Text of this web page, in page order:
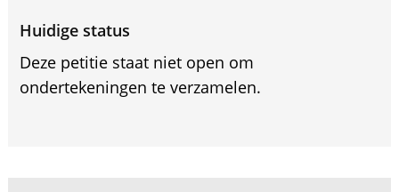
Huidige status
Deze petitie staat niet open om
ondertekeningen te verzamelen.